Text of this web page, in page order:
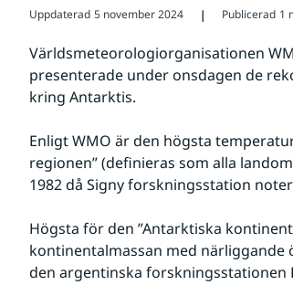
Uppdaterad 5 november 2024 ❘ Publicerad 1
Världsmeteorologiorganisationen
presenterade under onsdagen de
kring Antarktis.
Enligt WMO är den högsta
regionen” (definieras som alla
1982 då Signy forskningsstation
Högsta för den ”Antarktiska
kontinentalmassan med närliggande
den argentinska forskningsstationen